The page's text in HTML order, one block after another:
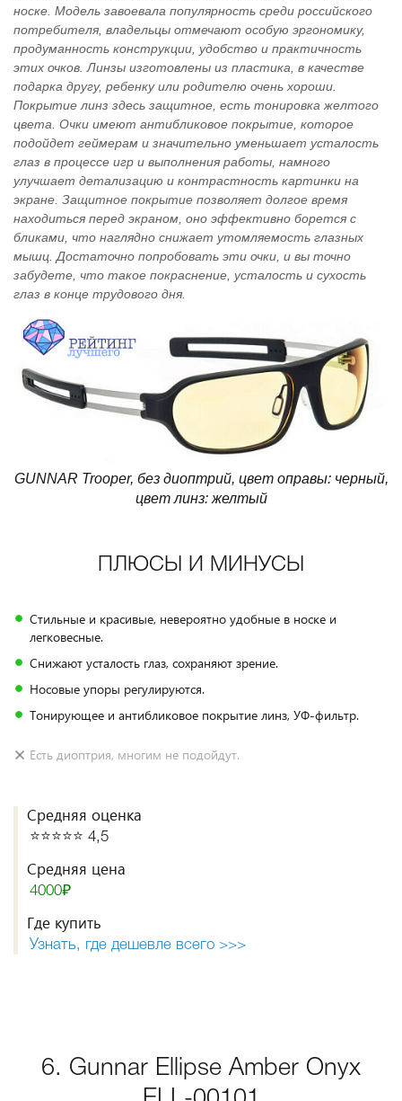
носке. Модель завоевала популярность среди российского
потребителя, владельцы отмечают особую эргономику,
продуманность конструкции, удобство и практичность
этих очков. Линзы изготовлены из пластика, в качестве
подарка другу, ребенку или родителю очень хороши.
Покрытие линз здесь защитное, есть тонировка желтого
цвета. Очки имеют антибликовое покрытие, которое
подойдет геймерам и значительно уменьшает усталость
глаз в процессе игр и выполнения работы, намного
улучшает детализацию и контрастность картинки на
экране. Защитное покрытие позволяет долгое время
находиться перед экраном, оно эффективно борется с
бликами, что наглядно снижает утомляемость глазных
мышц. Достаточно попробовать эти очки, и вы точно
забудете, что такое покраснение, усталость и сухость
глаз в конце трудового дня.
GUNNAR Trooper, без диоптрий, цвет оправы: черный,
цвет линз: желтый
ПЛЮСЫ И МИНУСЫ
Стильные и красивые, невероятно удобные в носке и
легковесные.
Снижают усталость глаз, сохраняют зрение.
Носовые упоры регулируются.
Тонирующее и антибликовое покрытие линз, УФ-фильтр.
Есть диоптрия, многим не подойдут.
Средняя оценка
⭐️⭐️⭐️⭐️⭐️ 4,5
Средняя цена
4000₽
Где купить
Узнать, где дешевле всего >>>
6. Gunnar Ellipse Amber Onyx